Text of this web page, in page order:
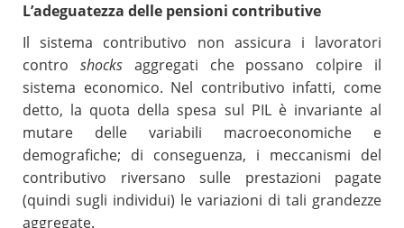
L’adeguatezza delle pensioni contributive
Il sistema contributivo non assicura i lavoratori
contro shocksaggregati che possano colpire il
sistema economico. Nel contributivo infatti, come
detto, la quota della spesa sul PIL è invariante al
mutare delle variabili macroeconomiche e
demografiche; di conseguenza, i meccanismi del
contributivo riversano sulle prestazioni pagate
(quindi sugli individui) le variazioni di tali grandezze
aggregate.